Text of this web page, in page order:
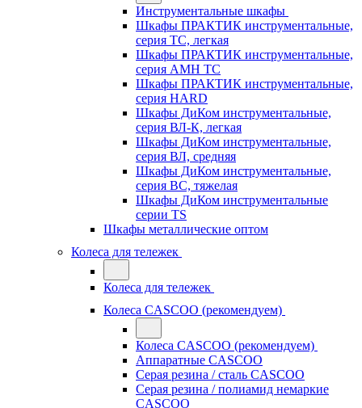
Инструментальные шкафы
Шкафы ПРАКТИК инструментальные,
серия ТC, легкая
Шкафы ПРАКТИК инструментальные,
серия AMH TC
Шкафы ПРАКТИК инструментальные,
серия HARD
Шкафы ДиКом инструментальные,
cерия ВЛ-К, легкая
Шкафы ДиКом инструментальные,
серия ВЛ, средняя
Шкафы ДиКом инструментальные,
серия ВС, тяжелая
Шкафы ДиКом инструментальные
серии TS
Шкафы металлические оптом
Колеса для тележек
Колеса для тележек
Колеса CASCOO (рекомендуем)
Колеса CASCOO (рекомендуем)
Аппаратные CASCOO
Серая резина / сталь CASCOO
Серая резина / полиамид немаркие
CASCOO